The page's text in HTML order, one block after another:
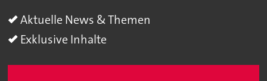
Aktuelle News & Themen
Exklusive Inhalte